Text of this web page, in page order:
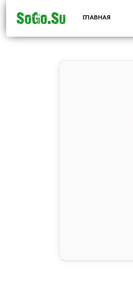
SoGo.Su ГЛАВНАЯ